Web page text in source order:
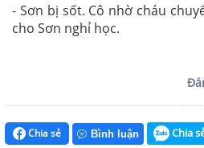
- Sơn bị sốt. Cô nhờ cháu
cho Sơn nghỉ học.
Chia sẻ Bình luận Chia